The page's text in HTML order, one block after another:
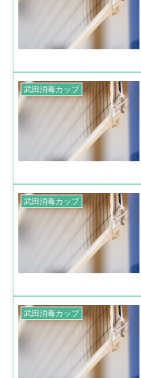
武田消毒カップ
武田消毒カップ
武田消毒カップ